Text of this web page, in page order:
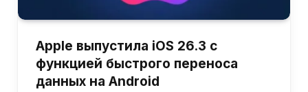
Apple выпустила iOS 26.3 с
функцией быстрого переноса
данных на Android